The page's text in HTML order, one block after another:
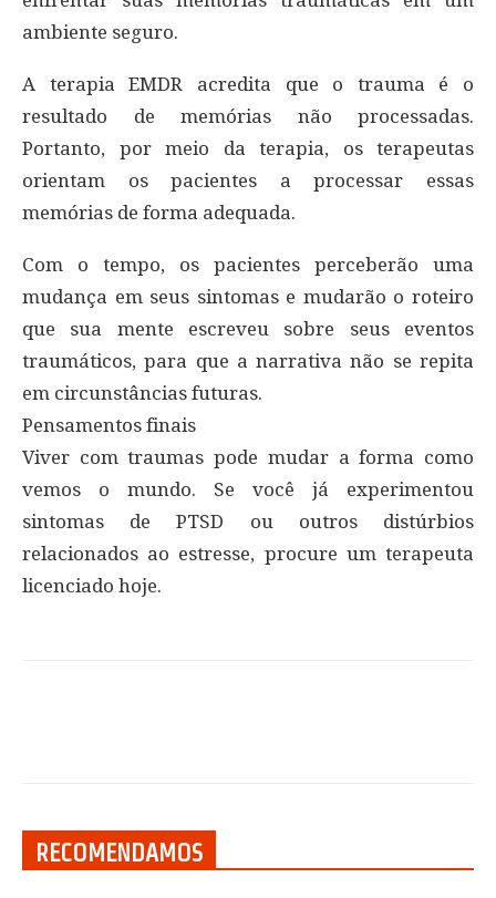
ambiente seguro.
A terapia EMDR acredita que o trauma é o
resultado de memórias não processadas.
Portanto, por meio da terapia, os terapeutas
orientam os pacientes a processar essas
memórias de forma adequada.
Com o tempo, os pacientes perceberão uma
mudança em seus sintomas e mudarão o roteiro
que sua mente escreveu sobre seus eventos
traumáticos, para que a narrativa não se repita
em circunstâncias futuras.
Pensamentos finais
Viver com traumas pode mudar a forma como
vemos o mundo. Se você já experimentou
sintomas de PTSD ou outros distúrbios
relacionados ao estresse, procure um terapeuta
licenciado hoje.
RECOMENDAMOS